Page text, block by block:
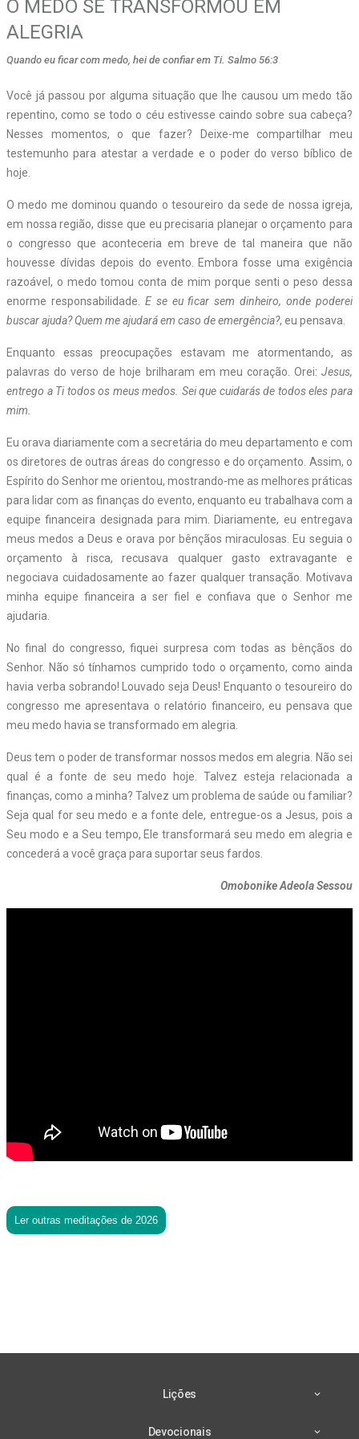
O MEDO SE TRANSFORMOU EM
ALEGRIA
Quando eu ficar com medo, hei de confiar em Ti. Salmo 56:3
Você já passou por alguma situação que lhe causou um medo tão
repentino, como se todo o céu estivesse caindo sobre sua cabeça?
Nesses momentos, o que fazer? Deixe-me compartilhar meu
testemunho para atestar a verdade e o poder do verso bíblico de
hoje.
O medo me dominou quando o tesoureiro da sede de nossa igreja,
em nossa região, disse que eu precisaria planejar o orçamento para
o congresso que aconteceria em breve de tal maneira que não
houvesse dívidas depois do evento. Embora fosse uma exigência
razoável, o medo tomou conta de mim porque senti o peso dessa
enorme responsabilidade. E se eu ficar sem dinheiro, onde poderei
buscar ajuda? Quem me ajudará em caso de emergência?, eu pensava.
Enquanto essas preocupações estavam me atormentando, as
palavras do verso de hoje brilharam em meu coração. Orei: Jesus,
entrego a Ti todos os meus medos. Sei que cuidarás de todos eles para
mim.
Eu orava diariamente com a secretária do meu departamento e com
os diretores de outras áreas do congresso e do orçamento. Assim, o
Espírito do Senhor me orientou, mostrando-me as melhores práticas
para lidar com as finanças do evento, enquanto eu trabalhava com a
equipe financeira designada para mim. Diariamente, eu entregava
meus medos a Deus e orava por bênçãos miraculosas. Eu seguia o
orçamento à risca, recusava qualquer gasto extravagante e
negociava cuidadosamente ao fazer qualquer transação. Motivava
minha equipe financeira a ser fiel e confiava que o Senhor me
ajudaria.
No final do congresso, fiquei surpresa com todas as bênçãos do
Senhor. Não só tínhamos cumprido todo o orçamento, como ainda
havia verba sobrando! Louvado seja Deus! Enquanto o tesoureiro do
congresso me apresentava o relatório financeiro, eu pensava que
meu medo havia se transformado em alegria.
Deus tem o poder de transformar nossos medos em alegria. Não sei
qual é a fonte de seu medo hoje. Talvez esteja relacionada a
finanças, como a minha? Talvez um problema de saúde ou familiar?
Seja qual for seu medo e a fonte dele, entregue-os a Jesus, pois a
Seu modo e a Seu tempo, Ele transformará seu medo em alegria e
concederá a você graça para suportar seus fardos.
Omobonike Adeola Sessou
Ler outras meditações de 2026
Lições
Devocionais